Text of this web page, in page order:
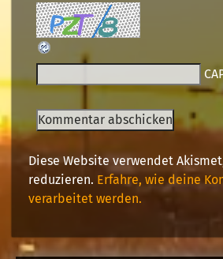
Diese Website verwendet
reduzieren. Erfahre, wie deine
verarbeitet werden.